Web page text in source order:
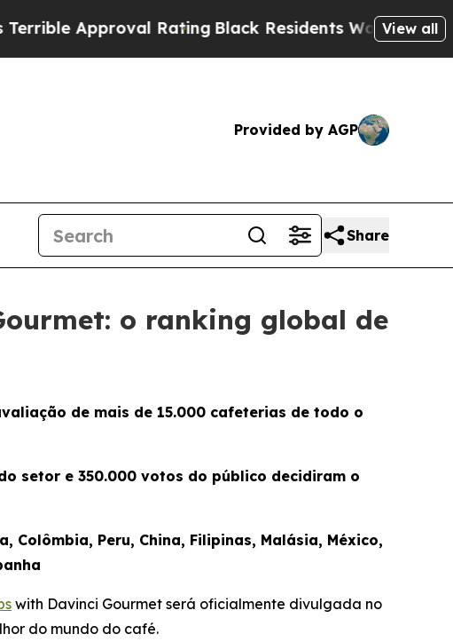
RatingBlack Residents Warned of Abusive
View all
Provided by AGP
Share
o ranking global de
de mais de 15.000 cafeterias de todo o
setor e 350.000 votos do público decidiram o
Peru, China, Filipinas, Malásia, México,
with Davinci Gourmet será oficialmente divulgada no
do mundo do café.